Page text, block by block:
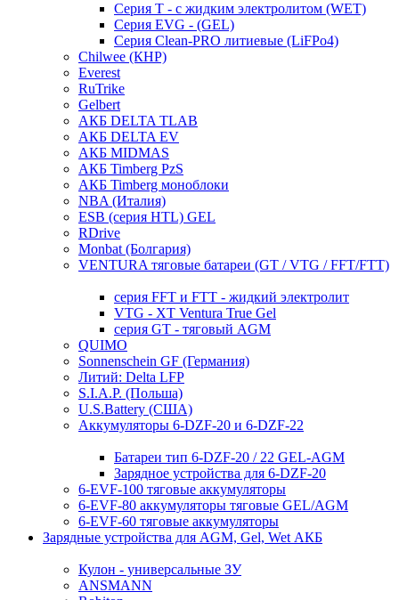
Серия T - с жидким электролитом (WET)
Серия EVG - (GEL)
Серия Clean-PRO литиевые (LiFPo4)
Chilwee (КНР)
Everest
RuTrike
Gelbert
АКБ DELTA TLAB
АКБ DELTA EV
АКБ MIDMAS
АКБ Timberg PzS
АКБ Timberg моноблоки
NBA (Италия)
ESB (серия HTL) GEL
RDrive
Monbat (Болгария)
VENTURA тяговые батареи (GT / VTG / FFT/FTT)
серия FFT и FTT - жидкий электролит
VTG - XT Ventura True Gel
серия GT - тяговый AGM
QUIMO
Sonnenschein GF (Германия)
Литий: Delta LFP
S.I.A.P. (Польша)
U.S.Battery (США)
Аккумуляторы 6-DZF-20 и 6-DZF-22
Батареи тип 6-DZF-20 / 22 GEL-AGM
Зарядное устройства для 6-DZF-20
6-EVF-100 тяговые аккумуляторы
6-EVF-80 аккумуляторы тяговые GEL/AGM
6-EVF-60 тяговые аккумуляторы
Зарядные устройства для AGM, Gel, Wet АКБ
Кулон - универсальные ЗУ
ANSMANN